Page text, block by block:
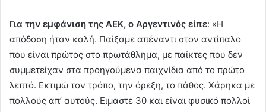
Για την εμφάνιση της ΑΕΚ, ο Αργεντινός είπε: «Η
απόδοση ήταν καλή. Παίξαμε απέναντι στον αντίπαλο
που είναι πρώτος στο πρωτάθλημα, με παίκτες που δεν
συμμετείχαν στα προηγούμενα παιχνίδια από το πρώτο
λεπτό. Εκτιμώ τον τρόπο, την όρεξη, το πάθος. Χάρηκα με
πολλούς απ’ αυτούς. Ειμαστε 30 και είναι φυσικό πολλοί